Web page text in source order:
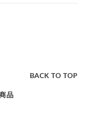
BACK TO TOP
品